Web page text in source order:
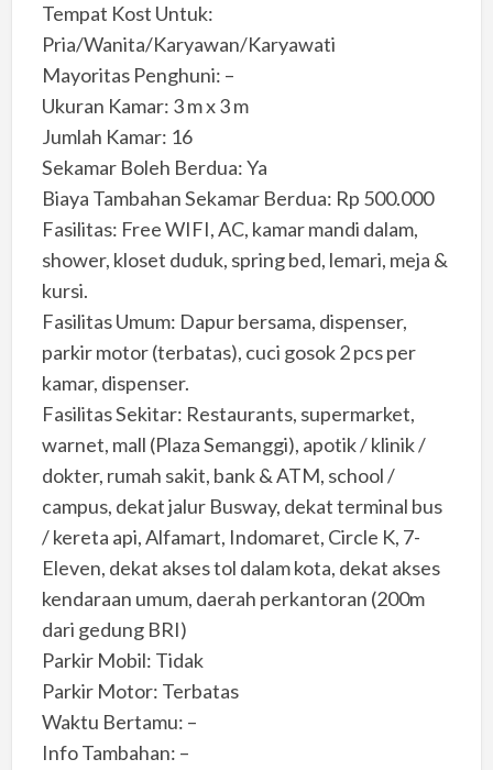
Tempat Kost Untuk:
Pria/Wanita/Karyawan/Karyawati
Mayoritas Penghuni: –
Ukuran Kamar: 3 m x 3 m
Jumlah Kamar: 16
Sekamar Boleh Berdua: Ya
Biaya Tambahan Sekamar Berdua: Rp 500.000
Fasilitas: Free WIFI, AC, kamar mandi dalam,
shower, kloset duduk, spring bed, lemari, meja &
kursi.
Fasilitas Umum: Dapur bersama, dispenser,
parkir motor (terbatas), cuci gosok 2 pcs per
kamar, dispenser.
Fasilitas Sekitar: Restaurants, supermarket,
warnet, mall (Plaza Semanggi), apotik / klinik /
dokter, rumah sakit, bank & ATM, school /
campus, dekat jalur Busway, dekat terminal bus
/ kereta api, Alfamart, Indomaret, Circle K, 7-
Eleven, dekat akses tol dalam kota, dekat akses
kendaraan umum, daerah perkantoran (200m
dari gedung BRI)
Parkir Mobil: Tidak
Parkir Motor: Terbatas
Waktu Bertamu: –
Info Tambahan: –